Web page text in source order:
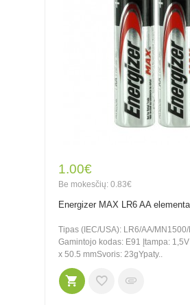
1.00€
Be mokesčių: 0.83€
Energizer MAX LR6 AA
Tipas (IEC/USA): LR6/AA/
Gamintojo kodas: E91 Įtampa:
x 50.5 mmSvoris: 23gYpaty..